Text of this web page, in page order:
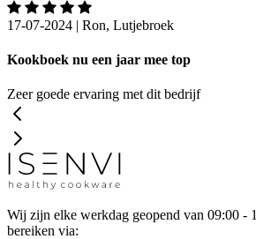
17-07-2024 | Ron, Lutjebroek
Kookboek nu een jaar mee top
Zeer goede ervaring met dit bedrijf
Wij zijn elke werkdag geopend van 09:00 -
bereiken via: